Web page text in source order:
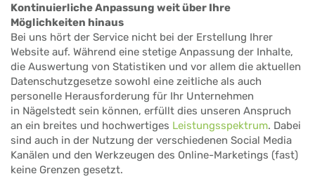
Kontinuierliche Anpassung weit über Ihre
Möglichkeiten hinaus
Bei uns hört der Service nicht bei der Erstellung Ihrer
Website auf. Während eine stetige Anpassung der Inhalte,
die Auswertung von Statistiken und vor allem die aktuellen
Datenschutzgesetze sowohl eine zeitliche als auch
personelle Herausforderung für Ihr Unternehmen
in Nägelstedt sein können, erfüllt dies unseren Anspruch
an ein breites und hochwertiges Leistungsspektrum. Dabei
sind auch in der Nutzung der verschiedenen Social Media
Kanälen und den Werkzeugen des Online-Marketings (fast)
keine Grenzen gesetzt.